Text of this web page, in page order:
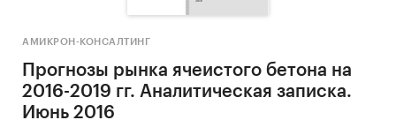
АМИКРОН-КОНСАЛТИНГ
Прогнозы рынка ячеистого бетона на
2016-2019 гг. Аналитическая записка.
Июнь 2016